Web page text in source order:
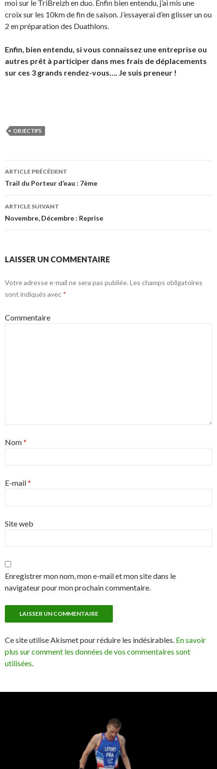
moi sur le TriBreizh en duo. Enfin bien entendu, j’ai mis une
croix sur les 10km de fin de saison. J’essayerai d’en glisser un ou
2 en préparation des Duathlons.
Enfin, bien entendu, si vous connaissez une entreprise ou
autres prêt à participer dans mes frais de déplacements
sur ces 3 grands rendez-vous…. Je suis preneur !
OBJECTIFS
Navigation
des
articles
ARTICLE PRÉCÉDENT
Trail du Porteur d’eau : 7ème
ARTICLE SUIVANT
Novembre, Décembre : Reprise
LAISSER UN COMMENTAIRE
Votre adresse e-mail ne sera pas publiée. Les champs obligatoires
sont indiqués avec *
Commentaire
Nom*
E-mail*
Site web
Enregistrer mon nom, mon e-mail et mon site dans le
navigateur pour mon prochain commentaire.
Ce site utilise Akismet pour réduire les indésirables. En savoir
plus sur comment les données de vos commentaires sont
utilisées.